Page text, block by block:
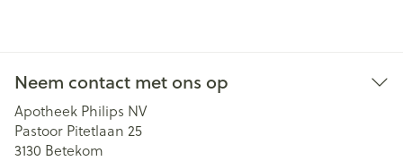
Neem contact met ons op
Apotheek Philips NV
Pastoor Pitetlaan 25
3130 Betekom